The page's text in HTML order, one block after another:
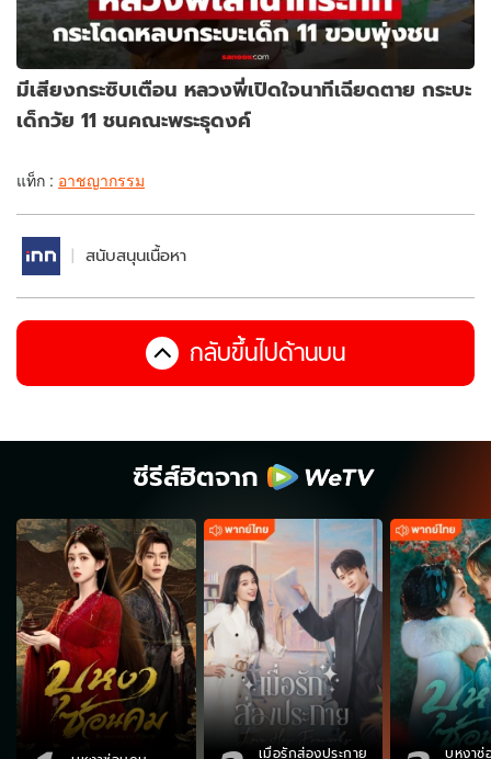
มีเสียงกระซิบเตือน หลวงพี่เปิดใจนาทีเฉียดตาย กระบะ
เด็กวัย 11 ชนคณะพระธุดงค์
แท็ก : อาชญากรรม
สนับสนุนเนื้อหา
กลับขึ้นไปด้านบน
ซีรีส์ฮิตจาก
เมื่อรักส่องประกาย บุหงา